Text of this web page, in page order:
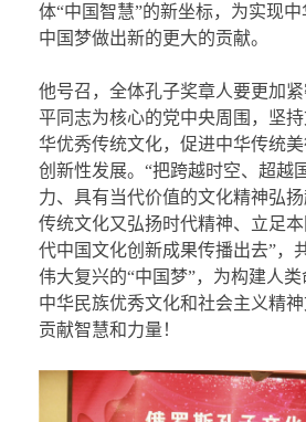
体“中国智慧”的新坐标，为实现
中国梦做出新的更大的贡献。
他号召，全体孔子奖章人要更加
平同志为核心的党中央周围，坚
华优秀传统文化，促进中华传统美
创新性发展。“把跨越时空、超越
力、具有当代价值的文化精神弘
传统文化又弘扬时代精神、立足
代中国文化创新成果传播出去”，
伟大复兴的“中国梦”，为构建人
中华民族优秀文化和社会主义精
贡献智慧和力量！